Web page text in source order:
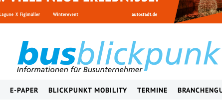
E-PAPER BLICKPUNKT MOBILITY TERMINE